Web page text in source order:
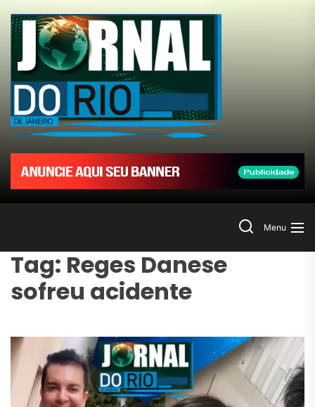
the
content
Jornal
do
Rio
de
SearchMenu
Tag: Reges Danese
sofreu acidente